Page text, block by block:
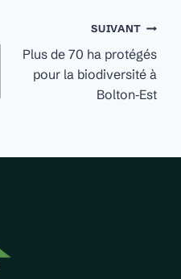
SUIVANT
Plus de 70 ha protégés
pour la biodiversité à
Bolton‐Est